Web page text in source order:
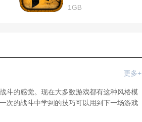
1GB
更多+
斗的感觉。现在大多数游戏都有这种风格模
次的战斗中学到的技巧可以用到下一场游戏